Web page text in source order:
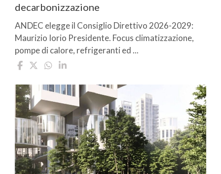
decarbonizzazione
ANDEC elegge il Consiglio Direttivo 2026-2029:
Maurizio Iorio Presidente. Focus climatizzazione,
pompe di calore, refrigeranti ed ...